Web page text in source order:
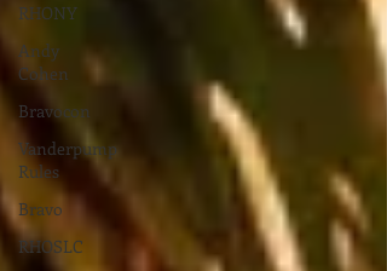
RHONY
Andy
Cohen
Bravocon
Vanderpump
Rules
Bravo
RHOSLC